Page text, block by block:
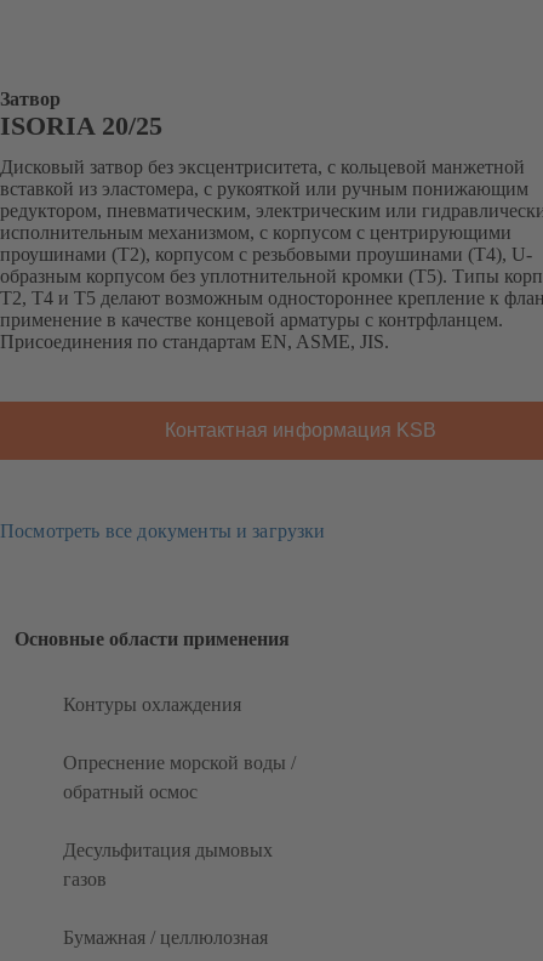
Затвор
ISORIA 20/25
Дисковый затвор без эксцентриситета, с кольцевой манжетной
вставкой из эластомера, с рукояткой или ручным понижающим
редуктором, пневматическим, электрическим или
исполнительным механизмом, с корпусом с центрирующими
проушинами (Т2), корпусом с резьбовыми проушинами (Т4), U-
образным корпусом без уплотнительной кромки (T5). Типы
T2, T4 и Т5 делают возможным одностороннее крепление к
применение в качестве концевой арматуры с контрфланцем.
Присоединения по стандартам EN, ASME, JIS.
Контактная информация KSB
Посмотреть все документы и загрузки
Основные области применения
Контуры охлаждения
Опреснение морской воды /
обратный осмос
Десульфитация дымовых
газов
Бумажная / целлюлозная